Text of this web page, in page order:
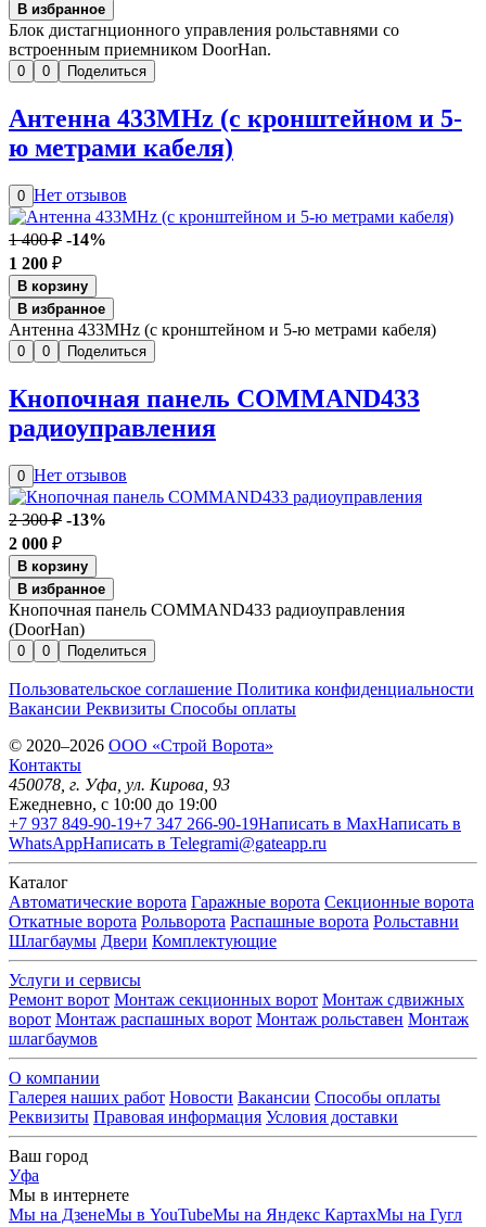
В избранное
Блок дистагнционного управления рольставнями со
встроенным приемником DoorHan.
0 0 Поделиться
Антенна 433MHz (с кронштейном и 5-
ю метрами кабеля)
0 Нет отзывов
1 400 ₽ -14%
1 200 ₽
В корзину
В избранное
Антенна 433MHz (с кронштейном и 5-ю метрами кабеля)
0 0 Поделиться
Кнопочная панель COMMAND433
радиоуправления
0 Нет отзывов
2 300 ₽ -13%
2 000 ₽
В корзину
В избранное
Кнопочная панель COMMAND433 радиоуправления
(DoorHan)
0 0 Поделиться
Пользовательское соглашение Политика конфиденциальности
Вакансии Реквизиты Способы оплаты
© 2020–2026 OOO «Строй Ворота»
Контакты
450078 , г. Уфа ул. Кирова, 93
Ежедневно, с 10:00 до 19:00
+7 937 849-90-19+7 347 266-90-19Написать в MaxНаписать в
WhatsAppНаписать в Telegrami@gateapp.ru
Каталог
Автоматические ворота Гаражные ворота Секционные ворота
Откатные ворота Рольворота Распашные ворота Рольставни
Шлагбаумы Двери Комплектующие
Услуги и сервисы
Ремонт ворот Монтаж секционных ворот Монтаж сдвижных
ворот Монтаж распашных ворот Монтаж рольставен Монтаж
шлагбаумов
О компании
Галерея наших работ Новости Вакансии Способы оплаты
Реквизиты Правовая информация Условия доставки
Ваш город
Уфа
Мы в интернете
Мы на ДзенеМы в YouTubeМы на Яндекс КартахМы на Гугл